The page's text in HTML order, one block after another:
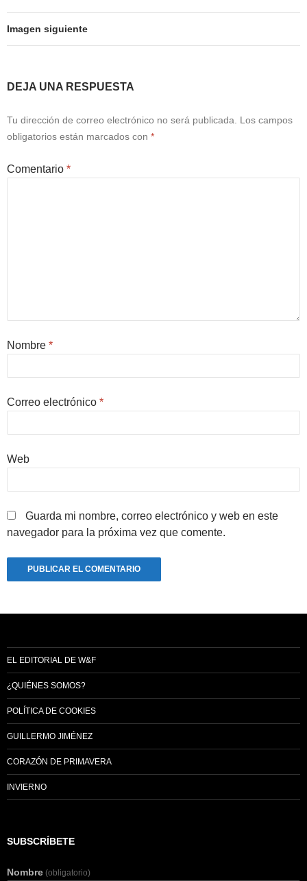
Imagen siguiente
DEJA UNA RESPUESTA
Tu dirección de correo electrónico no será publicada.
Los campos
obligatorios están marcados con *
Comentario *
Nombre *
Correo electrónico *
Web
Guarda mi nombre, correo electrónico y web en este
navegador para la próxima vez que comente.
EL EDITORIAL DE W&F
¿QUIÉNES SOMOS?
POLÍTICA DE COOKIES
GUILLERMO JIMÉNEZ
CORAZÓN DE PRIMAVERA
INVIERNO
SUBSCRÍBETE
Nombre (obligatorio)